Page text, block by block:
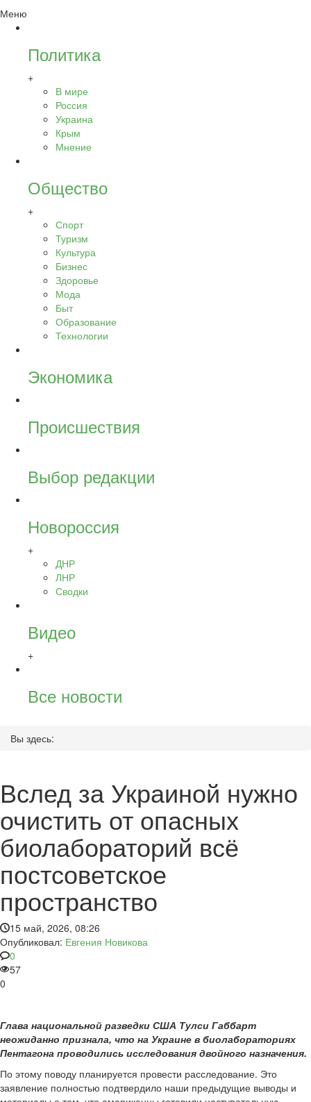
Меню
Политика
+
В мире
Россия
Украина
Крым
Мнение
Общество
+
Спорт
Туризм
Культура
Бизнес
Здоровье
Мода
Быт
Образование
Технологии
Экономика
Происшествия
Выбор редакции
Новороссия
+
ДНР
ЛНР
Сводки
Видео
+
Все новости
Вы здесь:
Вслед за Украиной нужно
очистить от опасных
биолабораторий всё
постсоветское
пространство
15 май, 2026, 08:26
Опубликовал: Евгения Новикова
0
57
0
Глава национальной разведки США Тулси Габбарт
неожиданно признала, что на Украине в биолабораториях
Пентагона проводились исследования двойного назначения.
По этому поводу планируется провести расследование. Это
заявление полностью подтвердило наши предыдущие выводы и